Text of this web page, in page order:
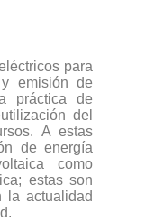
para
emisión de
práctica de
del
A estas
de energía
como
estas son
la actualidad